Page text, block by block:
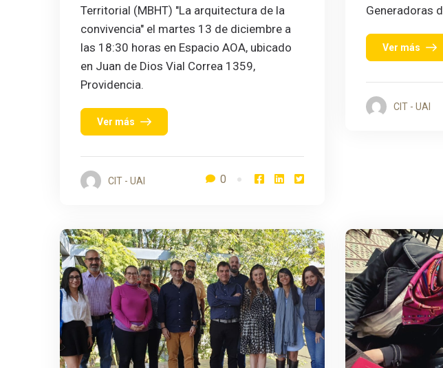
Territorial (MBHT) "La arquitectura de la
convivencia" el martes 13 de diciembre a
las 18:30 horas en Espacio AOA, ubicado
en Juan de Dios Vial Correa 1359,
Providencia.
Ver más
CIT - UAI 0
Generadoras
Ver más
CIT - UAI